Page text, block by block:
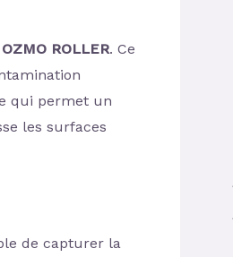
OZMO ROLLER. Ce
qui permet un
les surfaces
de capturer la